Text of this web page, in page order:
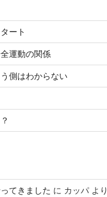
ート
運動の関係
側はわからない
てきました に カッパより